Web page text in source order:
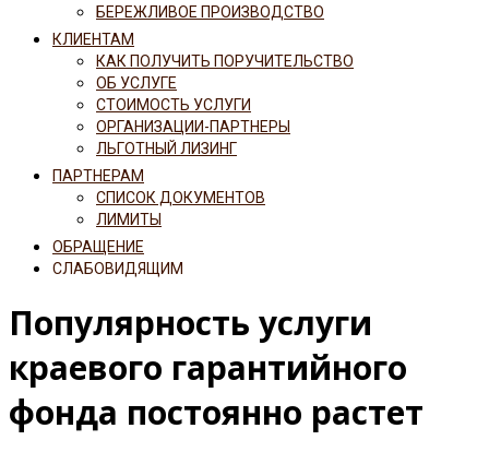
БЕРЕЖЛИВОЕ ПРОИЗВОДСТВО
КЛИЕНТАМ
КАК ПОЛУЧИТЬ ПОРУЧИТЕЛЬСТВО
ОБ УСЛУГЕ
СТОИМОСТЬ УСЛУГИ
ОРГАНИЗАЦИИ-ПАРТНЕРЫ
ЛЬГОТНЫЙ ЛИЗИНГ
ПАРТНЕРАМ
СПИСОК ДОКУМЕНТОВ
ЛИМИТЫ
ОБРАЩЕНИЕ
СЛАБОВИДЯЩИМ
Популярность услуги
краевого гарантийного
фонда постоянно растет